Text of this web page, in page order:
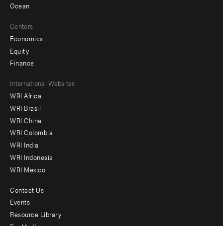
Ocean
Centers
Economics
Equity
Finance
Footer
menu
-
Offices
International Websites
WRI Africa
WRI Brasil
WRI China
WRI Colombia
WRI India
WRI Indonesia
WRI Mexico
Footer
menu
Contact Us
Events
Resource Library